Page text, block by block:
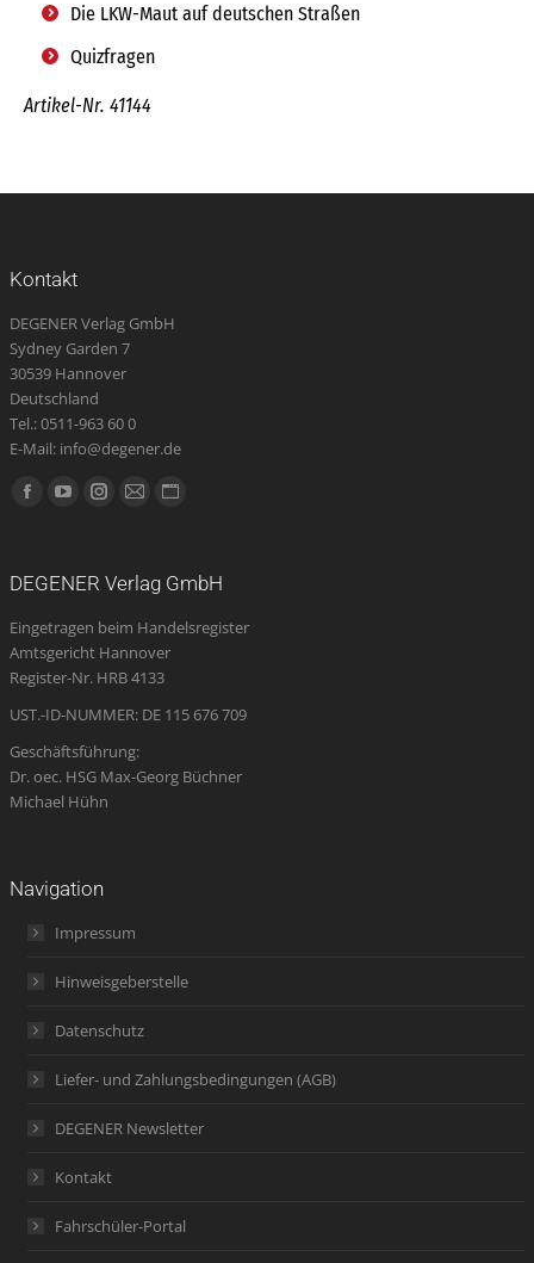
Die LKW-Maut auf deutschen Straßen
Quizfragen
Artikel-Nr. 41144
Kontakt
DEGENER Verlag GmbH
Sydney Garden 7
30539 Hannover
Deutschland
Tel.: 0511-963 60 0
E-Mail: info@degener.de
Finden Sie uns auf:
Facebook
new
window
YouTube
new
window
Instagram
new
window
E-
opens
in
new
Website
new
DEGENER Verlag GmbH
Eingetragen beim Handelsregister
Amtsgericht Hannover
Register-Nr. HRB 4133
UST.-ID-NUMMER: DE 115 676 709
Geschäftsführung:
Dr. oec. HSG Max-Georg Büchner
Michael Hühn
Navigation
Impressum
Hinweisgeberstelle
Datenschutz
Liefer- und Zahlungsbedingungen (AGB)
DEGENER Newsletter
Kontakt
Fahrschüler-Portal